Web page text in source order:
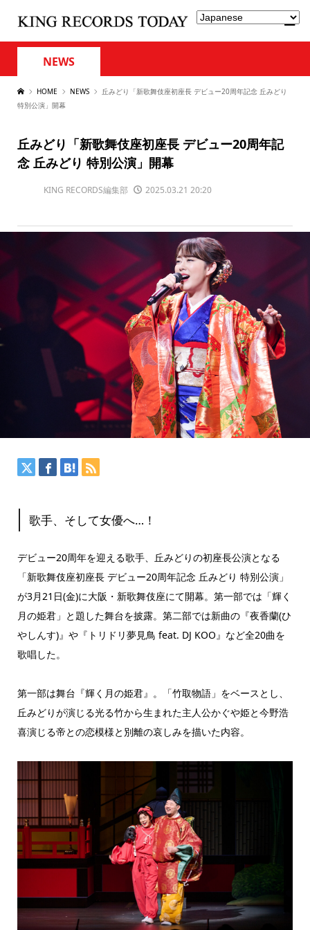
NEWS
HOME NEWS
丘みどり「新歌舞伎座初座長 デビュー20周年記念 丘みどり
特別公演」開幕
丘みどり「新歌舞伎座初座長 デビュー20周年記
念 丘みどり 特別公演」開幕
KING RECORDS編集部 2025.03.21 20:20
歌手、そして女優へ…！
デビュー20周年を迎える歌手、丘みどりの初座長公演となる
「新歌舞伎座初座長 デビュー20周年記念 丘みどり 特別公演」
が3月21日(金)に大阪・新歌舞伎座にて開幕。第一部では「輝く
月の姫君」と題した舞台を披露。第二部では新曲の『夜香蘭(ひ
やしんす)』や『トリドリ夢見鳥 feat. DJ KOO』など全20曲を
歌唱した。
第一部は舞台『輝く月の姫君』。「竹取物語」をベースとし、
丘みどりが演じる光る竹から生まれた主人公かぐや姫と今野浩
喜演じる帝との恋模様と別離の哀しみを描いた内容。